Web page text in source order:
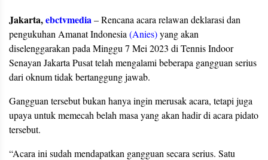
Jakarta,ebctvmedia– Rencana acara relawan deklarasi dan
pengukuhan Amanat Indonesia (Anies)yang akan
diselenggarakan pada Minggu 7 Mei 2023 di Tennis Indoor
Senayan Jakarta Pusat telah mengalami beberapa gangguan serius
dari oknum tidak bertanggung jawab.
Gangguan tersebut bukan hanya ingin merusak acara, tetapi juga
upaya untuk memecah belah masa yang akan hadir di acara pidato
tersebut.
“Acara ini sudah mendapatkan gangguan secara serius. Satu